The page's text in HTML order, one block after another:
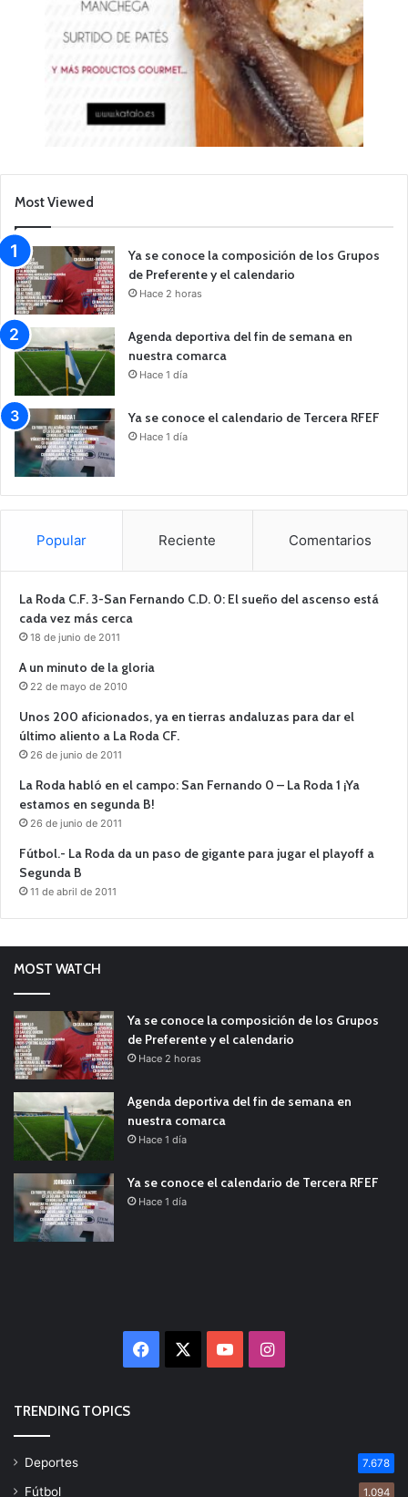
Most Viewed
Ya se conoce la composición de los Grupos
de Preferente y el calendario
Hace 2 horas
Agenda deportiva del fin de semana en
nuestra comarca
Hace 1 día
Ya se conoce el calendario de Tercera RFEF
Hace 1 día
Popular Reciente Comentarios
La Roda C.F. 3-San Fernando C.D. 0: El sueño del ascenso está
cada vez más cerca
18 de junio de 2011
A un minuto de la gloria
22 de mayo de 2010
Unos 200 aficionados, ya en tierras andaluzas para dar el
último aliento a La Roda CF.
26 de junio de 2011
La Roda habló en el campo: San Fernando 0 – La Roda 1 ¡Ya
estamos en segunda B!
26 de junio de 2011
Fútbol.- La Roda da un paso de gigante para jugar el playoff a
Segunda B
11 de abril de 2011
MOST WATCH
Ya se conoce la composición de los Grupos
de Preferente y el calendario
Hace 2 horas
Agenda deportiva del fin de semana en
nuestra comarca
Hace 1 día
Ya se conoce el calendario de Tercera RFEF
Hace 1 día
Facebook YouTubeInstagram
TRENDING TOPICS
Deportes 7.678
Fútbol 1.094